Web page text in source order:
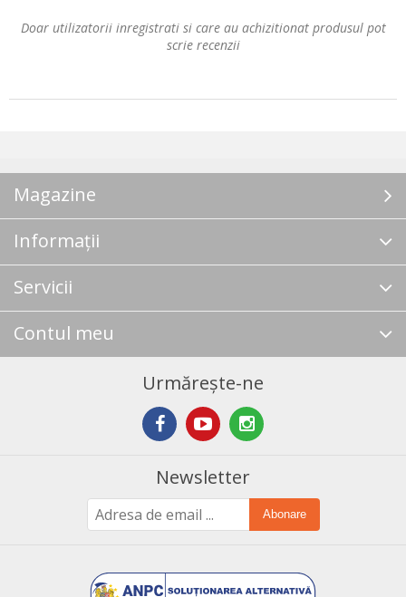
Doar utilizatorii inregistrati si care au achizitionat produsul pot
scrie recenzii
Magazine
Informații
Servicii
Contul meu
Urmărește-ne
Newsletter
Abonare